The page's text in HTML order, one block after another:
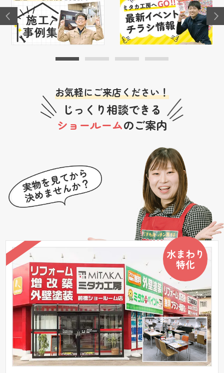
お気軽にご来店ください！
じっくり相談できる
ショールームのご案内
水まわり
特化